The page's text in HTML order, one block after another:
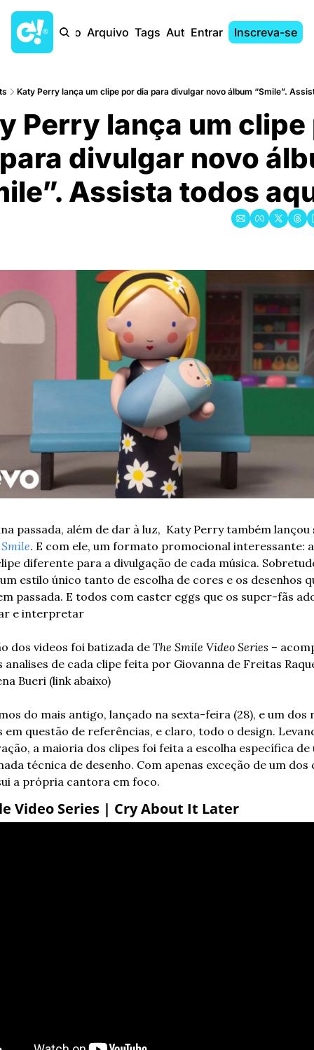
Início Arquivo Tags AutoresEntrar Inscreva-se
Katy Perry lança um clipe por dia para divulgar novo álbum “Smile”.
Perry lança um clipe
divulgar novo
Assista todos
passada, além de dar à luz,  Katy Perry também lançou
Smile. E com ele, um formato promocional interessante:
diferente para a divulgação de cada música.
estilo único tanto de escolha de cores e os desenhos
passada. E todos com easter eggs que os super-fãs
e interpretar
dos videos foi batizada de The Smile Video Series –
analises de cada clipe feita por Giovanna de Freitas
Bueri (link abaixo)
do mais antigo, lançado na sexta-feira (28), e um dos
em questão de referências, e claro, todo o design.
a maioria dos clipes foi feita a escolha específica de
técnica de desenho. Com apenas exceção de um dos
a própria cantora em foco.
Video Series | Cry About It Later